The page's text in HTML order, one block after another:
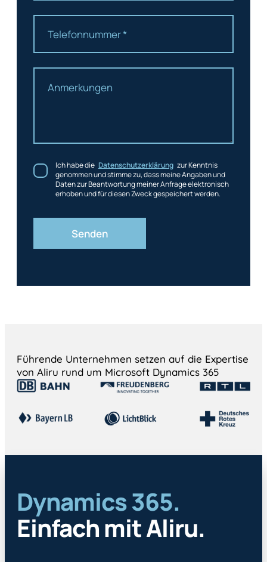
Ich habe die Datenschutzerklärung zur Kenntnis
genommen und stimme zu, dass meine Angaben und
Daten zur Beantwortung meiner Anfrage elektronisch
erhoben und für diesen Zweck gespeichert werden.
Führende Unternehmen setzen auf die Expertise
von Aliru rund um Microsoft Dynamics 365
Dynamics 365.
Einfach mit Aliru.